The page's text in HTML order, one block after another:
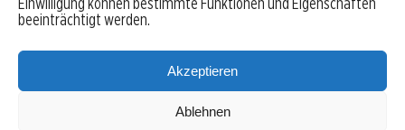
beeinträchtigt werden.
Akzeptieren
Ablehnen
Festgeld vergleichen
Tagesgeld vergleichen